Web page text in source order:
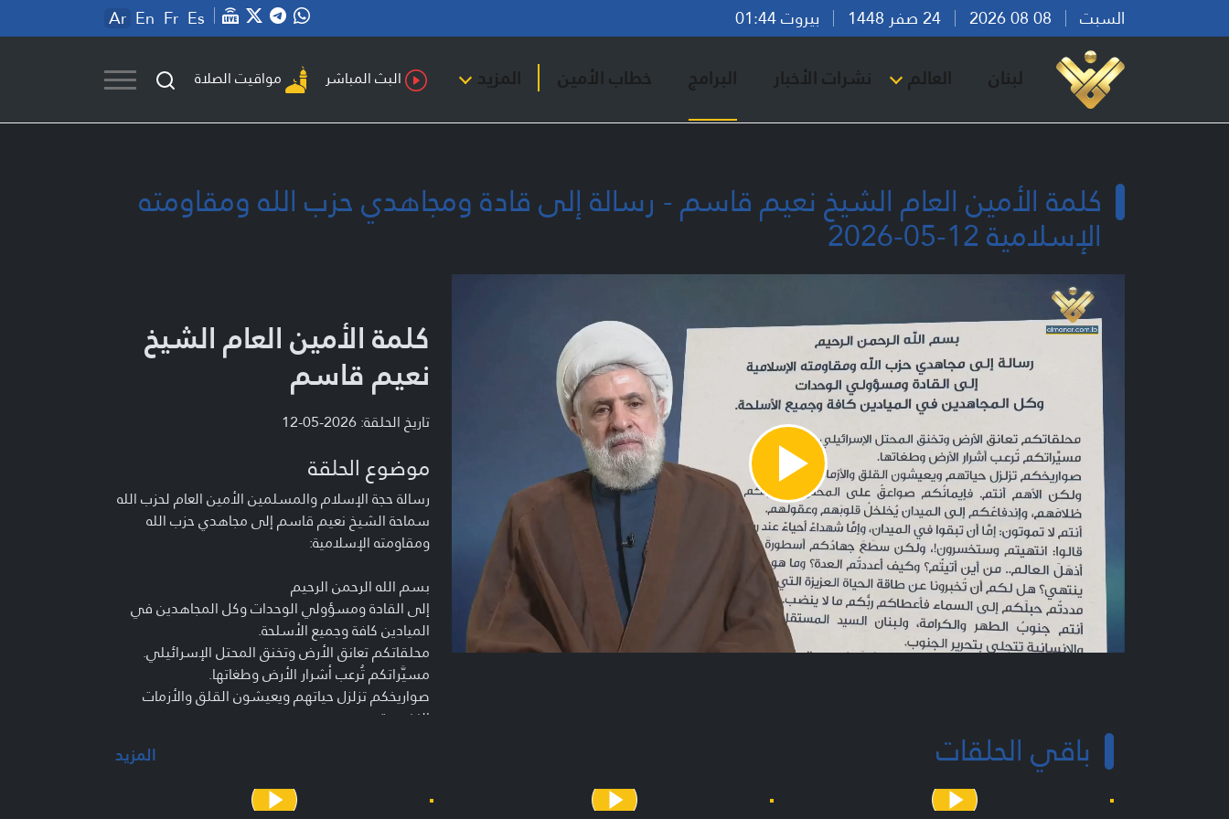
السبت بيروت 01:44 Ar En Fr Es
لبنان العالم نشرات الأخبار البرامج خطاب الأمين المزيد البث المباشر مواقيت الصلاة
كلمة الأمين العام الشيخ نعيم قاسم - رسالة إلى قادة ومجاهدي حزب الله ومقاومته
الإسلامية 12-05-2026
Play
Video
كلمة الأمين العام الشيخ
نعيم قاسم
تاريخ الحلقة: 2026-05-12
موضوع الحلقة
رسالة حجة الإسلام والمسلمين الأمين العام لحزب الله
سماحة الشيخ نعيم قاسم إلى مجاهدي حزب الله
ومقاومته الإسلامية:
بسم الله الرحمن الرحيم
إلى القادة ومسؤولي الوحدات وكل المجاهدين في
الميادين كافة وجميع الأسلحة.
محلقاتكم تعانق الأرض وتخنق المحتل الإسرائيلي.
مسيَّراتكم تُرعب أشرار الأرض وطغاتها.
صواريخكم تزلزل حياتهم ويعيشون القلق والأزمات
النفسية.
وروحيتُكم نورٌ يُبدِّدُ ظلامَهم، وإندفاعُكم إلى الميدان
يُخلخلُ قلوبَهم وعقولَهم.
أنتم لا تموتون: إمَّا أن تبقوا في الميدان، وإمَّا شهداءٌ
باقي الحلقات المزيد